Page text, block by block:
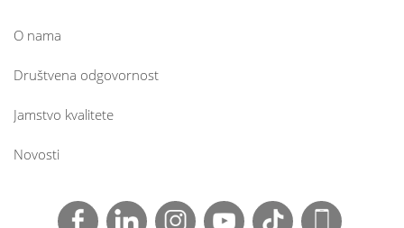
O nama
Društvena odgovornost
Jamstvo kvalitete
Novosti